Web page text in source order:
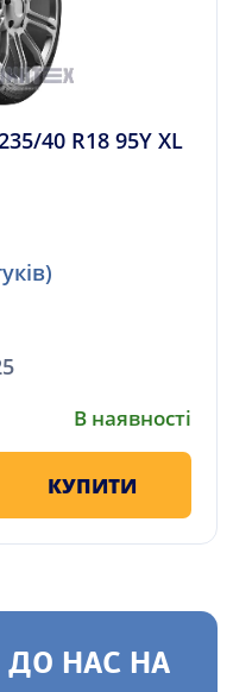
40 R18 95Y XL
В наявності
КУПИТИ
ДО НАС НА